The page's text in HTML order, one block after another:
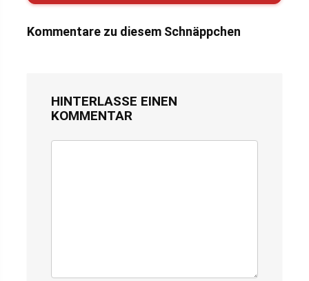
Kommentare zu diesem Schnäppchen
HINTERLASSE EINEN
KOMMENTAR